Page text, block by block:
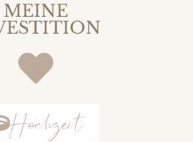
MEINE
Hochzeit